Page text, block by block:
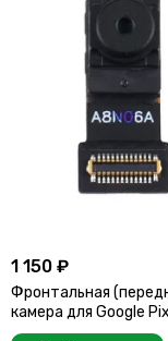
1 150 ₽
Фронтальная
камера для Google